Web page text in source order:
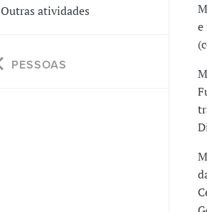
Outras atividades
PESSOAS
e